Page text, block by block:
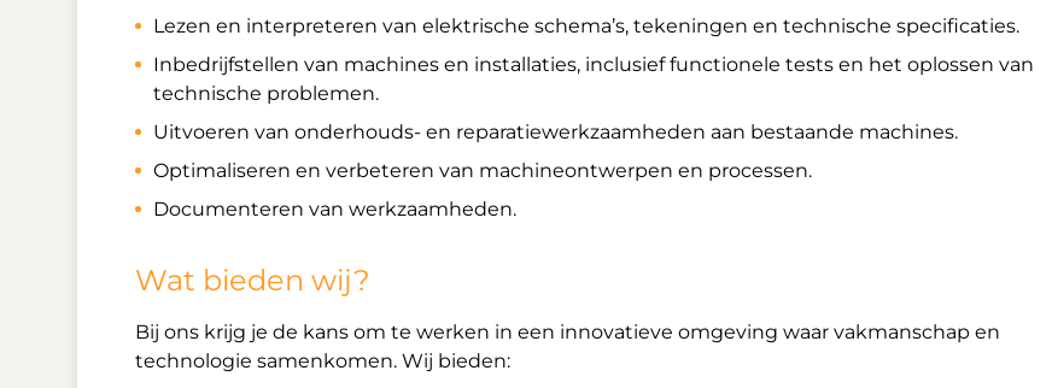
Lezen en interpreteren van elektrische schema’s, tekeningen en technische specificaties.
Inbedrijfstellen van machines en installaties, inclusief functionele tests en het oplossen van
technische problemen.
Uitvoeren van onderhouds- en reparatiewerkzaamheden aan bestaande machines.
Optimaliseren en verbeteren van machineontwerpen en processen.
Documenteren van werkzaamheden.
Wat bieden wij?
Bij ons krijg je de kans om te werken in een innovatieve omgeving waar vakmanschap en
technologie samenkomen. Wij bieden: